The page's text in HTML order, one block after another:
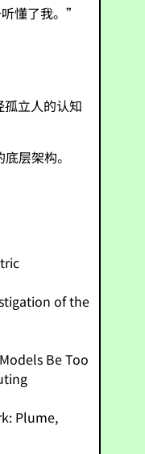
懂了我。”
立人的认知
层架构。
of the
Be Too
Plume,